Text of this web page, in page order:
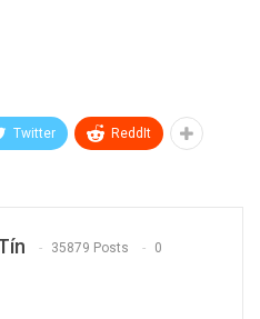
Twitter ReddIt
35879 Posts 0